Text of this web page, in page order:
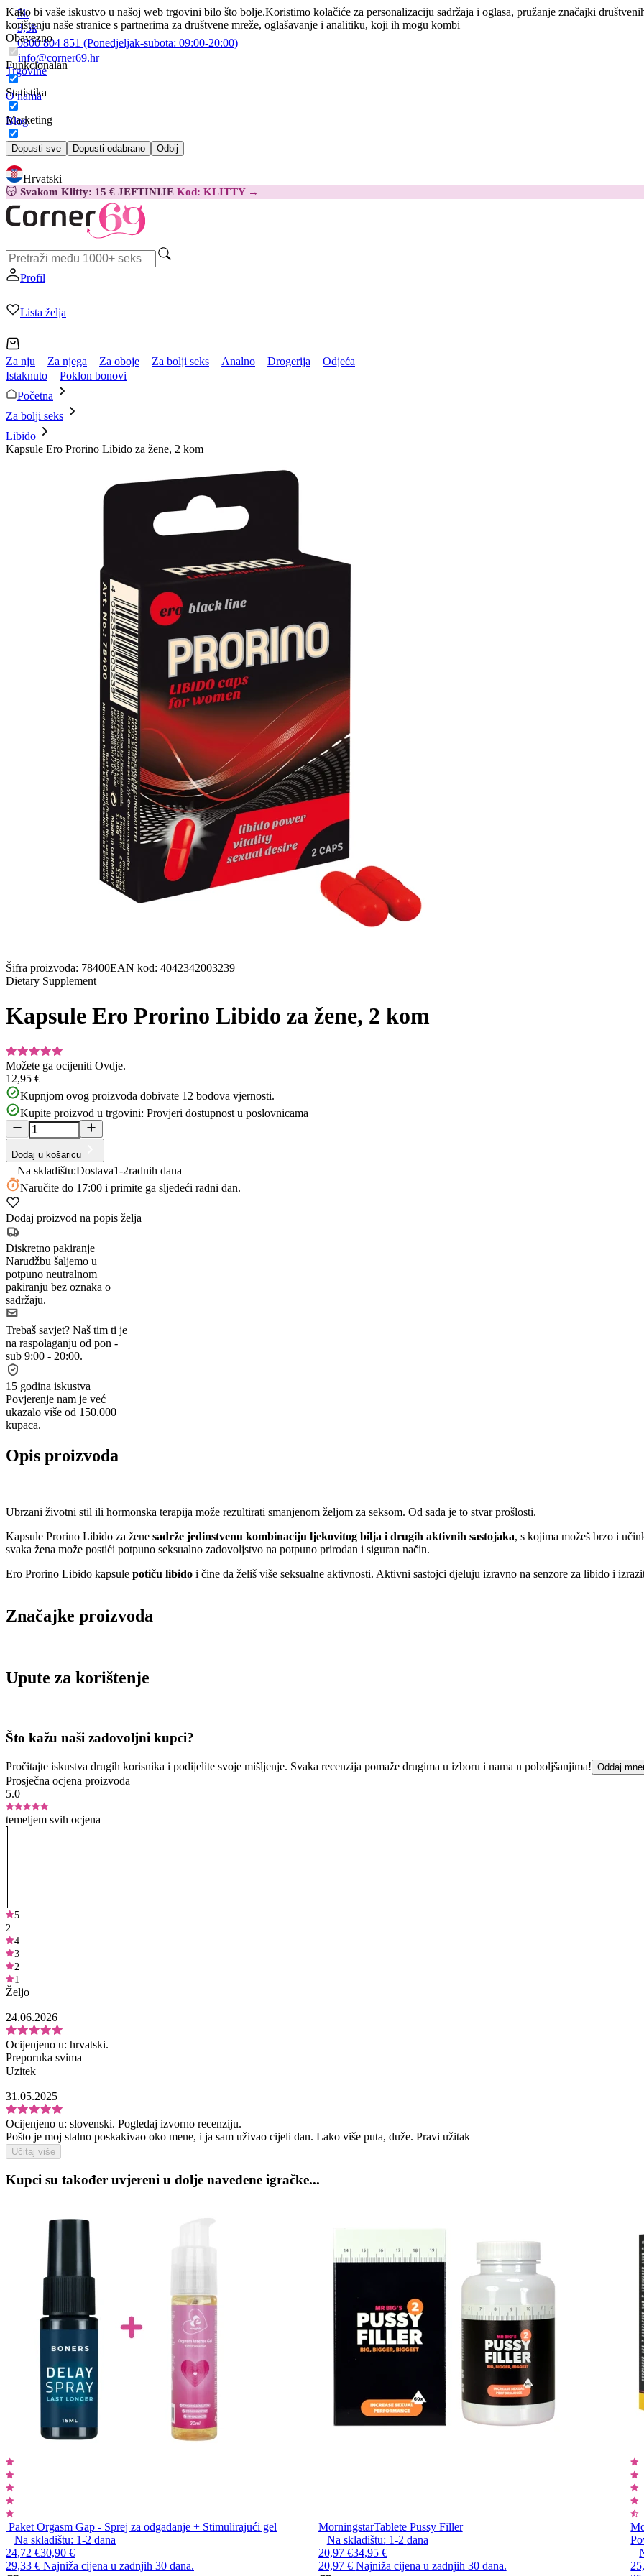
Kako bi vaše iskustvo u našoj web trgovini bilo što bolje.Koristimo kolačiće za personalizaciju sadržaja i oglasa, pružanje značajki
korištenju naše stranice s partnerima za društvene mreže, oglašavanje i analitiku, koji ih mogu kombi
Obavezno
Funkcionalan
Statistika
Marketing
Dopusti sve Dopusti odabrano Odbij
5k
3,5k
0800 804 851 (Ponedjeljak-subota: 09:00-20:00)
info@corner69.hr
Trgovine
O nama
Blog
Kontakt
Hrvatski
😽 Svakom Klitty: 15 € JEFTINIJE Kod: KLITTY →
Profil
Lista želja
Za nju Za njega Za oboje Za bolji seks Analno Drogerija
Odjeća
Istaknuto
Poklon bonovi
Početna
Za bolji seks
Libido
Kapsule Ero Prorino Libido za žene, 2 kom
Šifra proizvoda: 78400EAN kod: 4042342003239
Dietary Supplement
Kapsule Ero Prorino Libido za žene, 2 kom
Možete ga ocijeniti Ovdje.
12,95 €
Kupnjom ovog proizvoda dobivate 12 bodova vjernosti.
Kupite proizvod u trgovini: Provjeri dostupnost u poslovnicama
Dodaj u košaricu
Na skladištu:Dostava1-2radnih dana
Naručite do 17:00 i primite ga sljedeći radni dan.
Dodaj proizvod na popis želja
Diskretno pakiranje
Narudžbu šaljemo u
potpuno neutralnom
pakiranju bez oznaka o
sadržaju.
Trebaš savjet? Naš tim ti je
na raspolaganju od pon -
sub 9:00 - 20:00.
15 godina iskustva
Povjerenje nam je već
ukazalo više od 150.000
kupaca.
Opis proizvoda
Ubrzani životni stil ili hormonska terapija može rezultirati smanjenom željom za seksom. Od sada je to stvar prošlosti.
Kapsule Prorino Libido za žene sadrže jedinstvenu kombinaciju ljekovitog bilja i drugih aktivnih sastojaka, s kojima možeš brzo i
svaka žena može postići potpuno seksualno zadovoljstvo na potpuno prirodan i siguran način.
Ero Prorino Libido kapsule potiču libido i čine da želiš više seksualne aktivnosti. Aktivni sastojci djeluju izravno na senzore za libido i
Značajke proizvoda
Upute za korištenje
Što kažu naši zadovoljni kupci?
Pročitajte iskustva drugih korisnika i podijelite svoje mišljenje. Svaka recenzija pomaže drugima u izboru i nama u poboljšanjima! Oddaj
Prosječna ocjena proizvoda
5.0
temeljem svih ocjena
5
2
4
3
2
1
Željo
24.06.2026
Ocijenjeno u: hrvatski.
Preporuka svima
Uzitek
31.05.2025
Ocijenjeno u: slovenski. Pogledaj izvorno recenziju.
Pošto je moj stalno poskakivao oko mene, i ja sam uživao cijeli dan. Lako više puta, duže. Pravi užitak
Učitaj više
Kupci su također uvjereni u dolje navedene igračke...
Paket Orgasm Gap - Sprej za odgađanje + Stimulirajući gel
Na skladištu: 1-2 dana
24,72 €30,90 €
29,33 € Najniža cijena u zadnjih 30 dana.
MorningstarTablete Pussy Filler
Na skladištu: 1-2 dana
20,97 €34,95 €
20,97 € Najniža cijena u zadnjih 30 dana.